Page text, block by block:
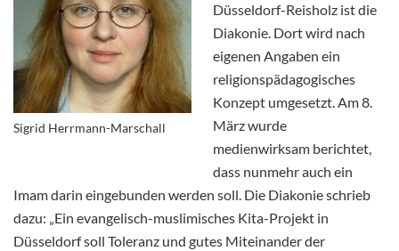
Sigrid Herrmann-Marschall
Düsseldorf-Reisholz ist die
Diakonie. Dort wird nach
eigenen Angaben ein
religionspädagogisches
Konzept umgesetzt. Am 8.
März wurde
medienwirksam berichtet,
dass nunmehr auch ein
Imam darin eingebunden werden soll. Die Diakonie schrieb
dazu: „Ein evangelisch-muslimisches Kita-Projekt in
Düsseldorf soll Toleranz und gutes Miteinander der